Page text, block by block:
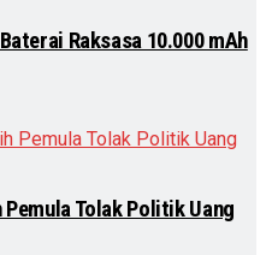
Raksasa 10.000 mAh
Tolak Politik Uang